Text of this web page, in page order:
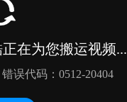
在为您搬运视频...
误代码：0512-20404